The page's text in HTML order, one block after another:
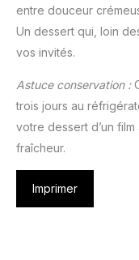
entre douceur
Un dessert qui, loin
vos invités.
Astuce conservation :
trois jours au
votre dessert d’un
fraîcheur.
Imprimer